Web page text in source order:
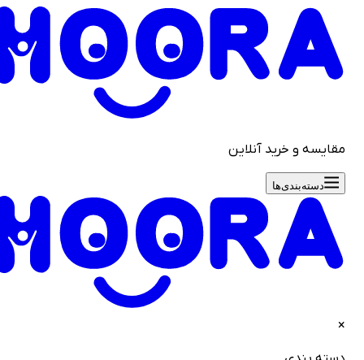
و خرید آنلاین
دسته‌بندی‌ها